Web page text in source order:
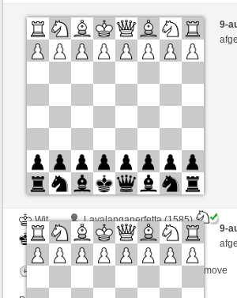
Zwart
Schecker960 (1465) (-8)
Wit
immerwinner (1647) (+8)
9-
Wit
Lavalangaperfetta (1585)
Zwart
immerwinner (1647)
Speelduur: 5 minutes/side + 0 seconds/move
9-